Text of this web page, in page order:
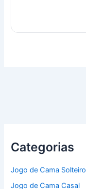
Categorias
Jogo de Cama Solteiro
Jogo de Cama Casal